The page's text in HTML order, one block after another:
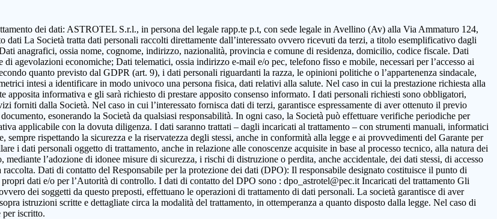
dei dati: ASTROTEL S.r.l., in persona del legale rapp.te p.t, con sede legale in Avellino (Av) alla Via Ammaturo 124,
La Società tratta dati personali raccolti direttamente dall’interessato ovvero ricevuti da terzi, a titolo esemplificativo dagli
anagrafici, ossia nome, cognome, indirizzo, nazionalità, provincia e comune di residenza, domicilio, codice fiscale. Dati
agevolazioni economiche; Dati telematici, ossia indirizzo e-mail e/o pec, telefono fisso e mobile, necessari per l’accesso ai
quanto previsto dal GDPR (art. 9), i dati personali riguardanti la razza, le opinioni politiche o l’appartenenza sindacale,
intesi a identificare in modo univoco una persona fisica, dati relativi alla salute. Nel caso in cui la prestazione richiesta alla
apposita informativa e gli sarà richiesto di prestare apposito consenso informato. I dati personali richiesti sono obbligatori,
forniti dalla Società. Nel caso in cui l’interessato fornisca dati di terzi, garantisce espressamente di aver ottenuto il previo
esonerando la Società da qualsiasi responsabilità. In ogni caso, la Società può effettuare verifiche periodiche per
applicabile con la dovuta diligenza. I dati saranno trattati – dagli incaricati al trattamento – con strumenti manuali, informatici
rispettando la sicurezza e la riservatezza degli stessi, anche in conformità alla legge e ai provvedimenti del Garante per
i dati personali oggetto di trattamento, anche in relazione alle conoscenze acquisite in base al processo tecnico, alla natura dei
l’adozione di idonee misure di sicurezza, i rischi di distruzione o perdita, anche accidentale, dei dati stessi, di accesso
Dati di contatto del Responsabile per la protezione dei dati (DPO): Il responsabile designato costituisce il punto di
dati e/o per l’Autorità di controllo. I dati di contatto del DPO sono : dpo_astrotel@pec.it Incaricati del trattamento Gli
dei soggetti da questo preposti, effettuano le operazioni di trattamento di dati personali. La società garantisce di aver
istruzioni scritte e dettagliate circa la modalità del trattamento, in ottemperanza a quanto disposto dalla legge. Nel caso di
iscritto.